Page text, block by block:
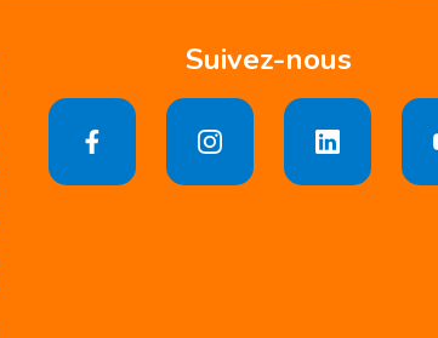
Suivez-nous